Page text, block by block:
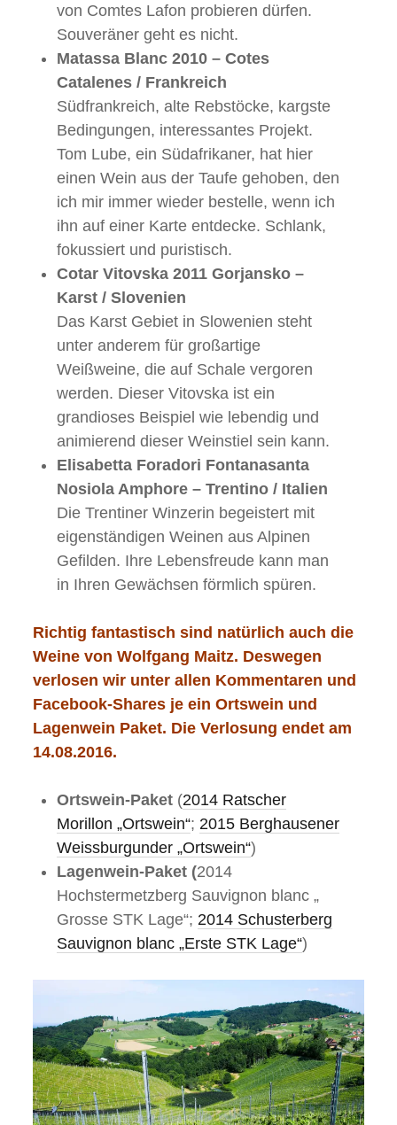
von Comtes Lafon probieren dürfen.
Souveräner geht es nicht.
Matassa Blanc 2010 – Cotes
Catalenes / Frankreich
Südfrankreich, alte Rebstöcke, kargste
Bedingungen, interessantes Projekt.
Tom Lube, ein Südafrikaner, hat hier
einen Wein aus der Taufe gehoben, den
ich mir immer wieder bestelle, wenn ich
ihn auf einer Karte entdecke. Schlank,
fokussiert und puristisch.
Cotar Vitovska 2011 Gorjansko –
Karst / Slovenien
Das Karst Gebiet in Slowenien steht
unter anderem für großartige
Weißweine, die auf Schale vergoren
werden. Dieser Vitovska ist ein
grandioses Beispiel wie lebendig und
animierend dieser Weinstiel sein kann.
Elisabetta Foradori Fontanasanta
Nosiola Amphore – Trentino / Italien
Die Trentiner Winzerin begeistert mit
eigenständigen Weinen aus Alpinen
Gefilden. Ihre Lebensfreude kann man
in Ihren Gewächsen förmlich spüren.
Richtig fantastisch sind natürlich auch die
Weine von Wolfgang Maitz. Deswegen
verlosen wir unter allen Kommentaren und
Facebook-Shares je ein Ortswein und
Lagenwein Paket. Die Verlosung endet am
14.08.2016.
Ortswein-Paket (2014 Ratscher
Morillon „Ortswein“; 2015 Berghausener
Weissburgunder „Ortswein“)
Lagenwein-Paket (2014
Hochstermetzberg Sauvignon blanc „
Grosse STK Lage“; 2014 Schusterberg
Sauvignon blanc „Erste STK Lage“)